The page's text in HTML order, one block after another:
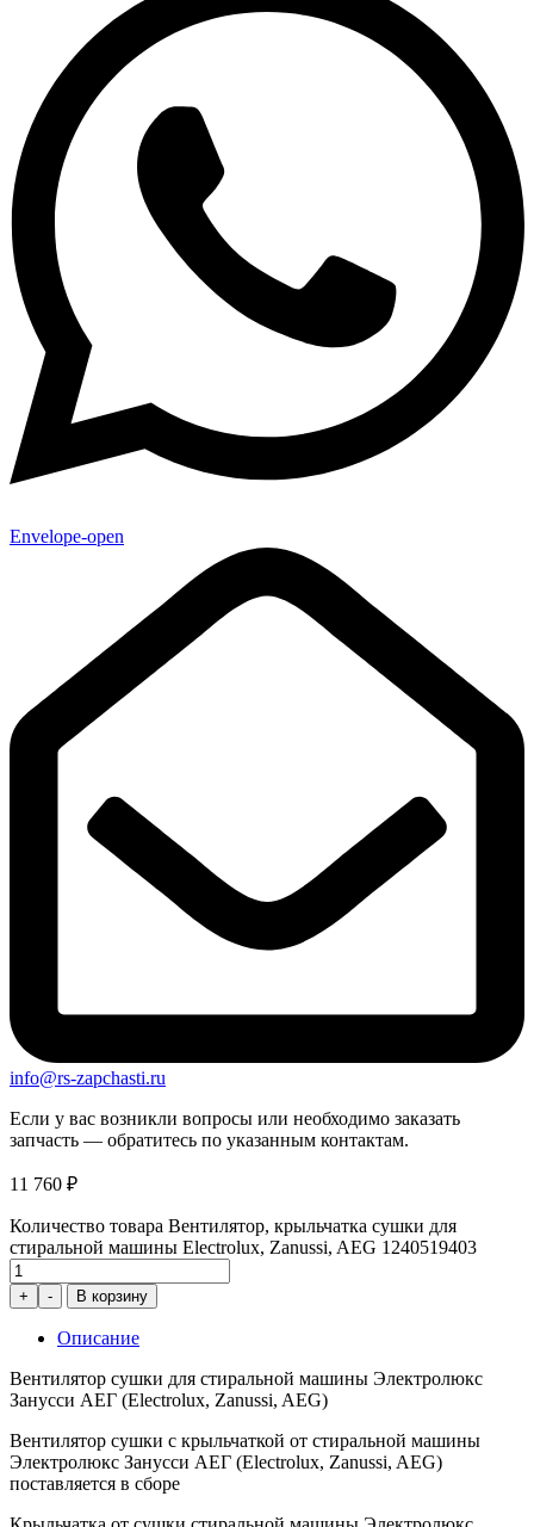
Envelope-open
info@rs-zapchasti.ru
Если у вас возникли вопросы или необходимо заказать
запчасть — обратитесь по указанным контактам.
11 760 ₽
Количество товара Вентилятор, крыльчатка сушки для
стиральной машины Electrolux, Zanussi, AEG 1240519403
+ - В корзину
Описание
Вентилятор сушки для стиральной машины Электролюкс
Занусси АЕГ (Electrolux, Zanussi, AEG)
Вентилятор сушки с крыльчаткой от стиральной машины
Электролюкс Занусси АЕГ (Electrolux, Zanussi, AEG)
поставляется в сборе